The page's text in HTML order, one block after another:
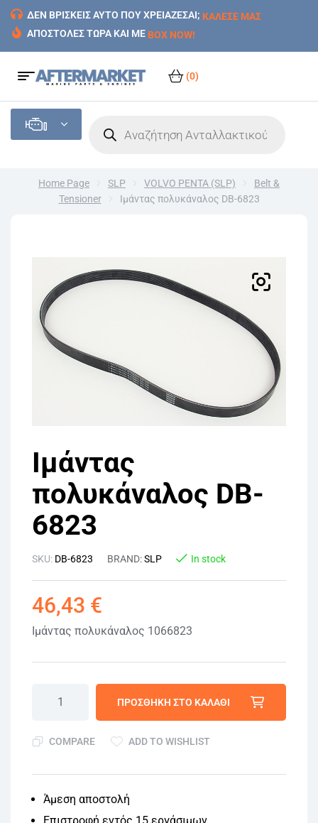
ΔΕΝ ΒΡΙΣΚΕΙΣ ΑΥΤΟ ΠΟΥ ΧΡΕΙΑΖΕΣΑΙ; ΚΑΛΕΣΕ ΜΑΣ
ΑΠΟΣΤΟΛΕΣ ΤΩΡΑ ΚΑΙ ΜΕ BOX NOW!
(0)
Home Page SLP VOLVO PENTA (SLP)
Belt &
Tensioner
Ιμάντας πολυκάναλος DB-6823
Ιμάντας
πολυκάναλος DB-
6823
SKU: DB-6823 BRAND:SLP In stock
46,43 €
Ιμάντας πολυκάναλος 1066823
ΠΡΟΣΘΉΚΗ ΣΤΟ ΚΑΛΆΘΙ
COMPARE ADD TO WISHLIST
Άμεση αποστολή